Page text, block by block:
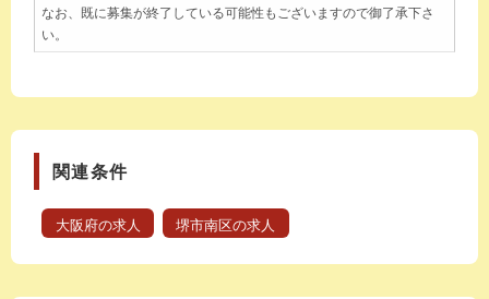
なお、既に募集が終了している可能性もございますので御了承下さ
い。
関連条件
大阪府の求人 堺市南区の求人